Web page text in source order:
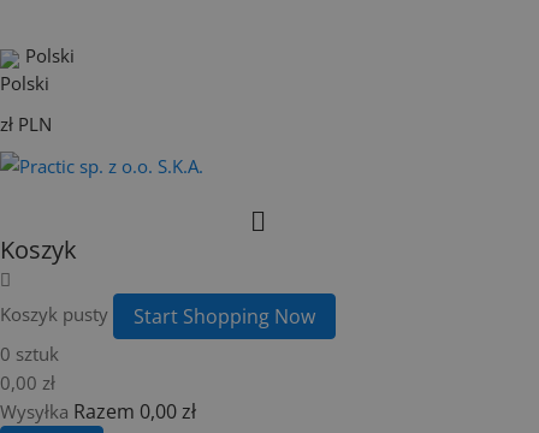
Polski
zł PLN
Koszyk
Koszyk pusty Start Shopping Now
0 sztuk
0,00 zł
Wysyłka Razem 0,00 zł